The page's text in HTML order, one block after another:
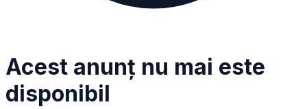
Acest anunț nu mai este
disponibil